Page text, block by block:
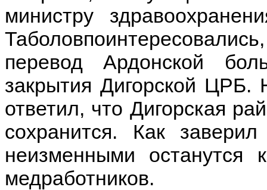
министру
перевод Ардонской
закрытия Дигорской
ответил, что Дигорская
сохранится. Как
неизменными
медработников.